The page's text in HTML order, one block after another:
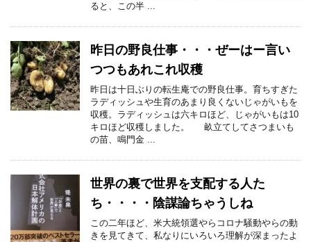
ると、この半 ...
昨日の野良仕事・・・ぜーはー言い
つつもあれこれ収穫
昨日は十日ぶりの転生庵での野良仕事。育ちすぎた
ラディッシュや生育のあまり良くないじゃがいもを
収穫。ラディッシュは六キロほど、じゃがいもは10
キロほど収穫しました。 畝立てしてさつまいも
の苗、鳴門金 ...
世界の裏で世界を支配する人た
ち・・・・陰謀論ちゃうしね
この二年ほど、米大統領選やらコロナ騒動やらの動
きを見てきて、私なりにいろいろ理解が深まったよ